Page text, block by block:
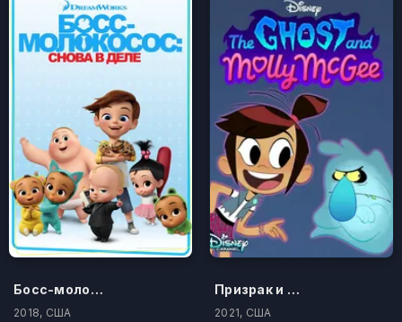
Босс-молокосос: Снова в деле
2018, США
Призрак и Молли Макги
2021, США